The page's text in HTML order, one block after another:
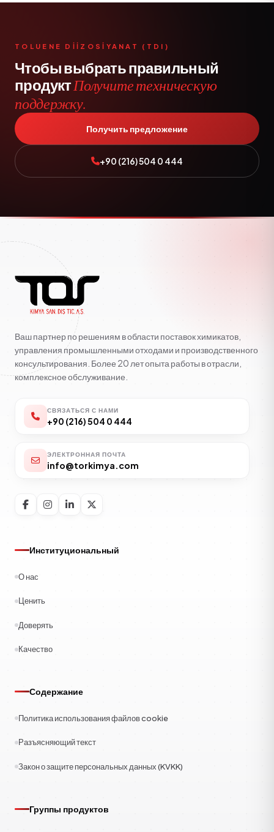
TOLUENE DİİZOSİYANAT (TDI)
Чтобы выбрать правильный
продуктПолучите техническую
поддержку.
Получить предложение
+90 (216) 504 0 444
Ваш партнер по решениям в области поставок химикатов,
управления промышленными отходами и производственного
консультирования. Более 20 лет опыта работы в отрасли,
комплексное обслуживание.
СВЯЗАТЬСЯ С НАМИ
+90 (216) 504 0 444
ЭЛЕКТРОННАЯ ПОЧТА
info@torkimya.com
Институциональный
О нас
Ценить
Доверять
Качество
Содержание
Политика использования файлов cookie
Разъясняющий текст
Закон о защите персональных данных (KVKK)
Группы продуктов